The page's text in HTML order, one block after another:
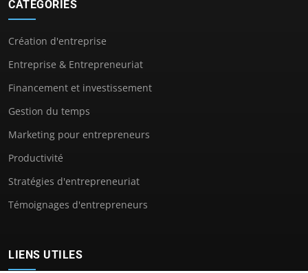
CATÉGORIES
Création d'entreprise
Entreprise & Entrepreneuriat
Financement et investissement
Gestion du temps
Marketing pour entrepreneurs
Productivité
Stratégies d'entrepreneuriat
Témoignages d'entrepreneurs
LIENS UTILES